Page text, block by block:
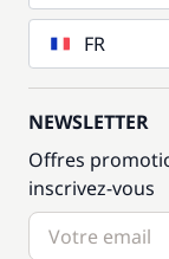
FR
NEWSLETTER
Offres
inscrivez-vous